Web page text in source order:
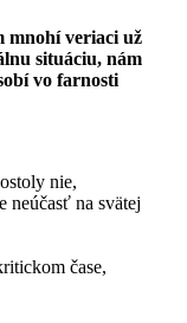
mnohí veriaci už
situáciu, nám
vo farnosti
nie,
neúčasť na svätej
čase,